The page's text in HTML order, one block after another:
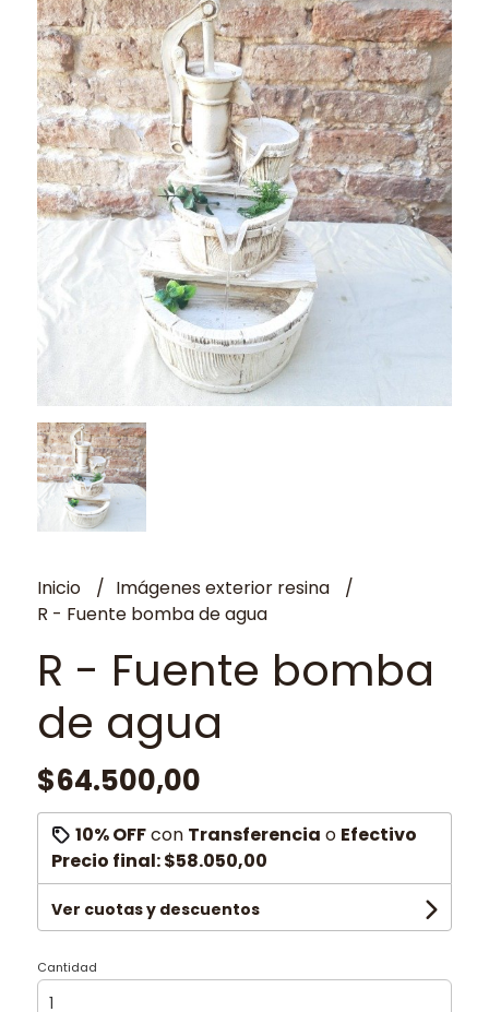
Inicio
Imágenes exterior resina
R - Fuente bomba de agua
R - Fuente bomba
de agua
$64.500,00
10% OFFcon Transferencia o Efectivo
Precio final:$58.050,00
Ver cuotas y descuentos
Cantidad